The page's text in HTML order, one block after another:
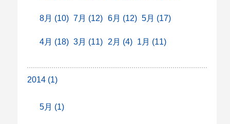
8月 (10) 7月 (12) 6月 (12) 5月 (17)
4月 (18) 3月 (11) 2月 (4) 1月 (11)
2014 (1)
5月 (1)